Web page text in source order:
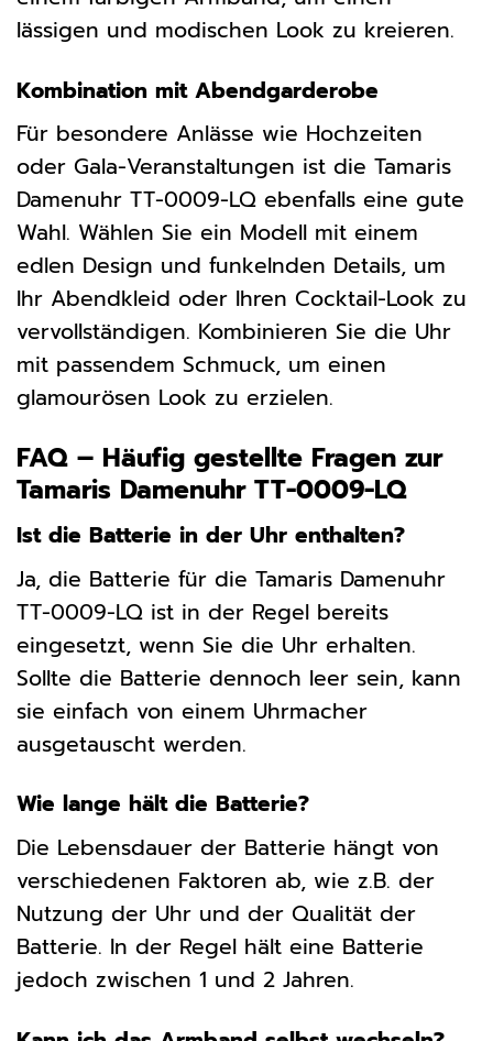
lässigen und modischen Look zu kreieren.
Kombination mit Abendgarderobe
Für besondere Anlässe wie Hochzeiten
oder Gala-Veranstaltungen ist die Tamaris
Damenuhr TT-0009-LQ ebenfalls eine gute
Wahl. Wählen Sie ein Modell mit einem
edlen Design und funkelnden Details, um
Ihr Abendkleid oder Ihren Cocktail-Look zu
vervollständigen. Kombinieren Sie die Uhr
mit passendem Schmuck, um einen
glamourösen Look zu erzielen.
FAQ – Häufig gestellte Fragen zur
Tamaris Damenuhr TT-0009-LQ
Ist die Batterie in der Uhr enthalten?
Ja, die Batterie für die Tamaris Damenuhr
TT-0009-LQ ist in der Regel bereits
eingesetzt, wenn Sie die Uhr erhalten.
Sollte die Batterie dennoch leer sein, kann
sie einfach von einem Uhrmacher
ausgetauscht werden.
Wie lange hält die Batterie?
Die Lebensdauer der Batterie hängt von
verschiedenen Faktoren ab, wie z.B. der
Nutzung der Uhr und der Qualität der
Batterie. In der Regel hält eine Batterie
jedoch zwischen 1 und 2 Jahren.